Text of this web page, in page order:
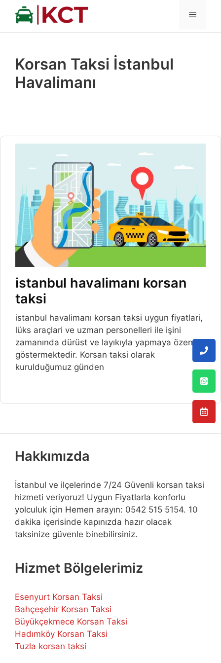
İçeriğe
MENÜ
Korsan Taksi İstanbul
Havalimanı
istanbul havalimanı korsan
taksi
istanbul havalimanı korsan taksi uygun fiyatlari,
lüks araçlari ve uzman personelleri ile işini
zamanında dürüst ve layıkıyla yapmaya özen
göstermektedir. Korsan taksi olarak
kurulduğumuz günden
Hakkımızda
İstanbul ve ilçelerinde 7/24 Güvenli korsan taksi
hizmeti veriyoruz! Uygun Fiyatlarla konforlu
yolculuk için Hemen arayın: 0542 515 5154. 10
dakika içerisinde kapınızda hazır olacak
taksinize güvenle binebilirsiniz.
Hizmet Bölgelerimiz
Esenyurt Korsan Taksi
Bahçeşehir Korsan Taksi
Büyükçekmece Korsan Taksi
Hadımköy Korsan Taksi
Tuzla korsan taksi